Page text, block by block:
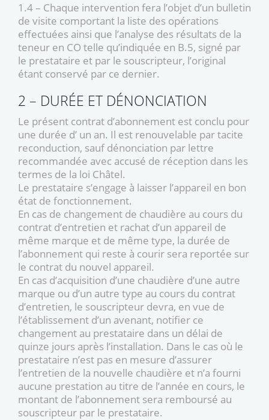
1.4 – Chaque intervention fera l’objet d’un bulletin
de visite comportant la liste des opérations
effectuées ainsi que l’analyse des résultats de la
teneur en CO telle qu’indiquée en B.5, signé par
le prestataire et par le souscripteur, l’original
étant conservé par ce dernier.
2 – DURÉE ET DÉNONCIATION
Le présent contrat d’abonnement est conclu pour
une durée d’ un an. Il est renouvelable par tacite
reconduction, sauf dénonciation par lettre
recommandée avec accusé de réception dans les
termes de la loi Châtel.
Le prestataire s’engage à laisser l’appareil en bon
état de fonctionnement.
En cas de changement de chaudière au cours du
contrat d’entretien et rachat d’un appareil de
même marque et de même type, la durée de
l’abonnement qui reste à courir sera reportée sur
le contrat du nouvel appareil.
En cas d’acquisition d’une chaudière d’une autre
marque ou d’un autre type au cours du contrat
d’entretien, le souscripteur devra, en vue de
l’établissement d’un avenant, notifier ce
changement au prestataire dans un délai de
quinze jours après l’installation. Dans le cas où le
prestataire n’est pas en mesure d’assurer
l’entretien de la nouvelle chaudière et n’a fourni
aucune prestation au titre de l’année en cours, le
montant de l’abonnement sera remboursé au
souscripteur par le prestataire.